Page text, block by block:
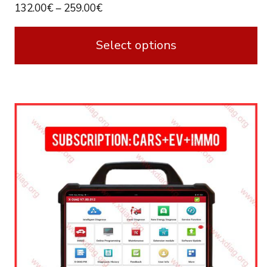
132.00€– 259.00€
Select options